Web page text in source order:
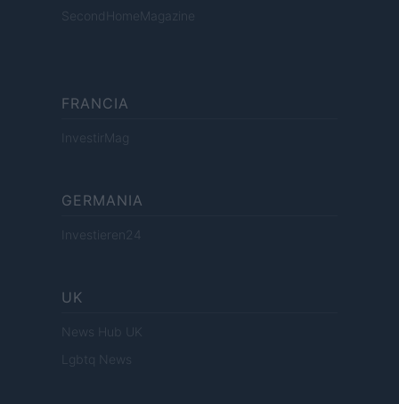
SecondHomeMagazine
FRANCIA
InvestirMag
GERMANIA
Investieren24
UK
News Hub UK
Lgbtq News